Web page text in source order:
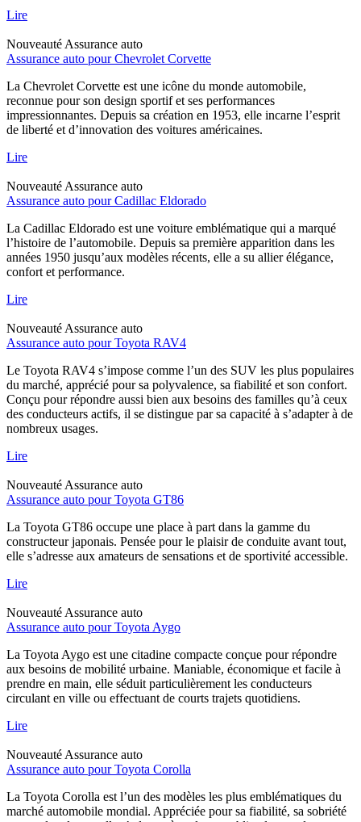
Lire
Nouveauté Assurance auto
Assurance auto pour Chevrolet Corvette
La Chevrolet Corvette est une icône du monde automobile,
reconnue pour son design sportif et ses performances
impressionnantes. Depuis sa création en 1953, elle incarne l’esprit
de liberté et d’innovation des voitures américaines.
Lire
Nouveauté Assurance auto
Assurance auto pour Cadillac Eldorado
La Cadillac Eldorado est une voiture emblématique qui a marqué
l’histoire de l’automobile. Depuis sa première apparition dans les
années 1950 jusqu’aux modèles récents, elle a su allier élégance,
confort et performance.
Lire
Nouveauté Assurance auto
Assurance auto pour Toyota RAV4
Le Toyota RAV4 s’impose comme l’un des SUV les plus populaires
du marché, apprécié pour sa polyvalence, sa fiabilité et son confort.
Conçu pour répondre aussi bien aux besoins des familles qu’à ceux
des conducteurs actifs, il se distingue par sa capacité à s’adapter à de
nombreux usages.
Lire
Nouveauté Assurance auto
Assurance auto pour Toyota GT86
La Toyota GT86 occupe une place à part dans la gamme du
constructeur japonais. Pensée pour le plaisir de conduite avant tout,
elle s’adresse aux amateurs de sensations et de sportivité accessible.
Lire
Nouveauté Assurance auto
Assurance auto pour Toyota Aygo
La Toyota Aygo est une citadine compacte conçue pour répondre
aux besoins de mobilité urbaine. Maniable, économique et facile à
prendre en main, elle séduit particulièrement les conducteurs
circulant en ville ou effectuant de courts trajets quotidiens.
Lire
Nouveauté Assurance auto
Assurance auto pour Toyota Corolla
La Toyota Corolla est l’un des modèles les plus emblématiques du
marché automobile mondial. Appréciée pour sa fiabilité, sa sobriété